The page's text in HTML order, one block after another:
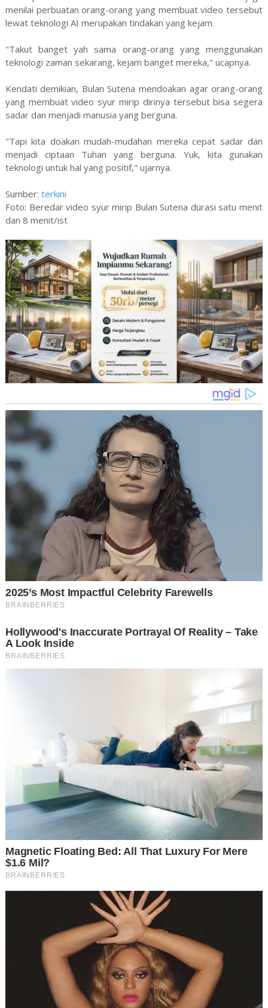
menilai perbuatan orang-orang yang membuat video tersebut
lewat teknologi AI merupakan tindakan yang kejam.
"Takut banget yah sama orang-orang yang menggunakan
teknologi zaman sekarang, kejam banget mereka," ucapnya.
Kendati demikian, Bulan Sutena mendoakan agar orang-orang
yang membuat video syur mirip dirinya tersebut bisa segera
sadar dan menjadi manusia yang berguna.
"Tapi kita doakan mudah-mudahan mereka cepat sadar dan
menjadi ciptaan Tuhan yang berguna. Yuk, kita gunakan
teknologi untuk hal yang positif," ujarnya.
Sumber: terkini
Foto: Beredar video syur mirip Bulan Sutena durasi satu menit
dan 8 menit/ist